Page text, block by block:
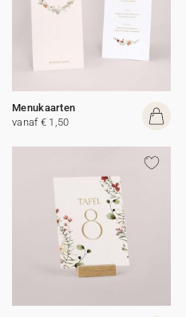
Menukaarten
vanaf € 1,50